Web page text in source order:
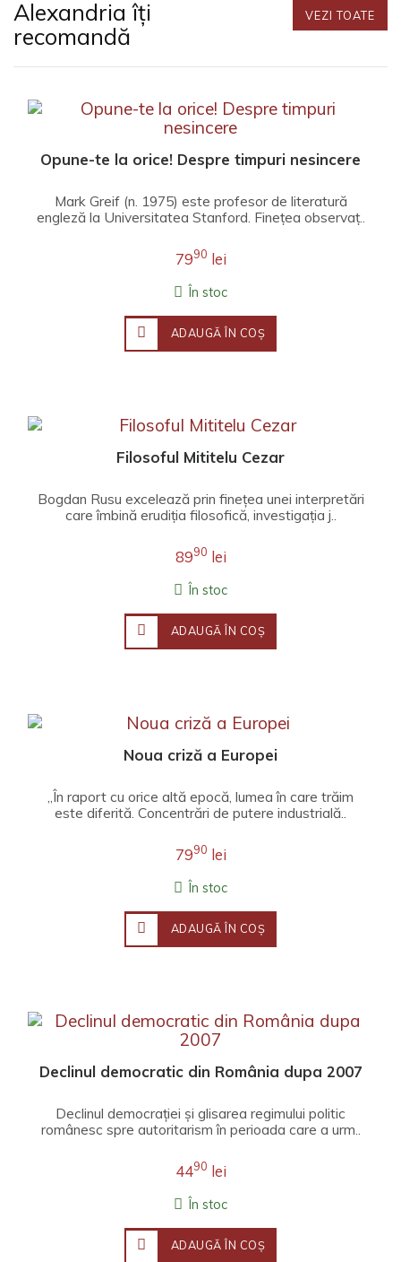
Alexandria îți
recomandă
VEZI TOATE
Opune-te la orice! Despre timpuri nesincere
Mark Greif (n. 1975) este profesor de literatură
engleză la Universitatea Stanford. Fineţea observaţ..
7990 lei
În stoc
ADAUGĂ ÎN COŞ
Filosoful Mititelu Cezar
Bogdan Rusu excelează prin finețea unei interpretări
care îmbină erudiția filosofică, investigația j..
8990 lei
În stoc
ADAUGĂ ÎN COŞ
Noua criză a Europei
„În raport cu orice altă epocă, lumea în care trăim
este diferită. Concentrări de putere industrială..
7990 lei
În stoc
ADAUGĂ ÎN COŞ
Declinul democratic din România dupa 2007
Declinul democrației și glisarea regimului politic
românesc spre autoritarism în perioada care a urm..
4490 lei
În stoc
ADAUGĂ ÎN COŞ